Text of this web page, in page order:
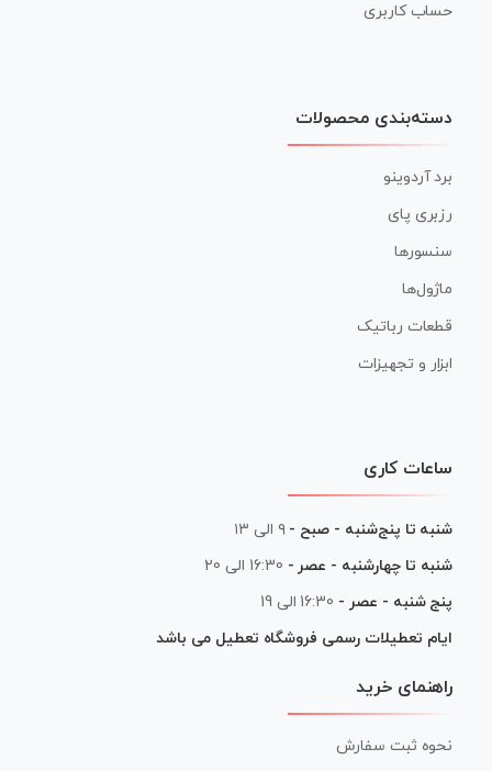
حساب کاربری
دسته‌بندی محصولات
برد آردوینو
رزبری پای
سنسورها
ماژول‌ها
قطعات رباتیک
ابزار و تجهیزات
ساعات کاری
شنبه تا پنج‌شنبه - صبح - ۹ الی ۱۳
شنبه تا چهارشنبه - عصر - 16:30 الی 20
پنج شنبه - عصر - 16:30 الی 19
ایام تعطیلات رسمی فروشگاه تعطیل می باشد
راهنمای خرید
نحوه ثبت سفارش